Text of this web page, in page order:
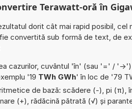
Terawatt-oră în
dorit cât mai rapid posibil, cel
convertită sub formă de text, de
cazurilor, cuvântul 'în' (sau '=' / '-
'19 TWh GWh' în loc de '79
de bază: scădere (-), pi (π),
(+), rădăcină pătrată (√) și